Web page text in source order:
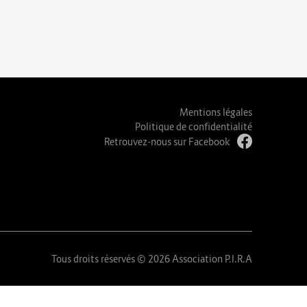
Mentions légales
Politique de confidentialité
Retrouvez-nous sur Facebook
Tous droits réservés © 2026 Association P.I.R.A